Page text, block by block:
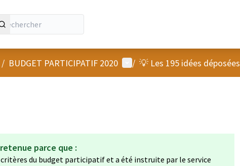
/ BUDGET PARTICIPATIF 2020 Menu utilisateur
/ 💡 Les 195 idées déposées
parce que :
du budget participatif et a été instruite par le service